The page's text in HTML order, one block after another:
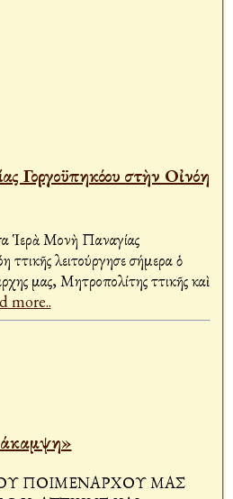
Γοργοϋπηκόου στὴν Οἰνόη
Μονὴ Παναγίας
λειτούργησε σήμερα ὁ
μας, Μητροπολίτης Ἀττικῆς καὶ
more..
ΠΟΙΜΕΝΑΡΧΟΥ ΜΑΣ